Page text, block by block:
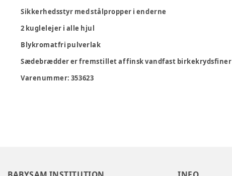
Sikkerhedsstyr med stålpropper i enderne
2 kuglelejer i alle hjul
Blykromatfri pulverlak
Sædebrædder er fremstillet af finsk vandfast birkekrydsfiner
Varenummer: 353623